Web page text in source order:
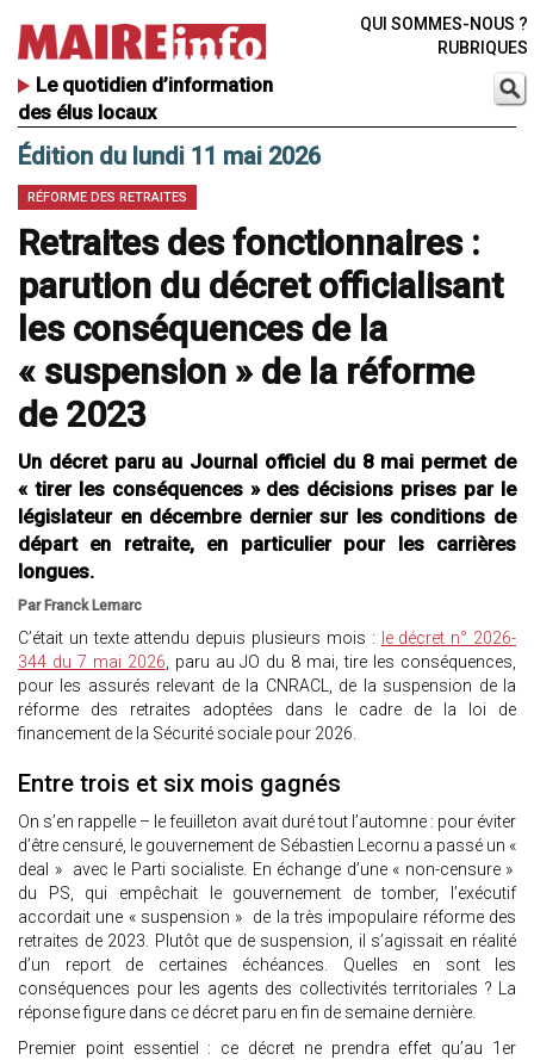
Le quotidien d’information
des élus locaux
QUI SOMMES-NOUS ?
RUBRIQUES
Édition du lundi 11 mai 2026
RÉFORME DES RETRAITES
Retraites des fonctionnaires :
parution du décret officialisant
les conséquences de la
« suspension » de la réforme
de 2023
Un décret paru au Journal officiel du 8 mai permet de
« tirer les conséquences » des décisions prises par le
législateur en décembre dernier sur les conditions de
départ en retraite, en particulier pour les carrières
longues.
Par Franck Lemarc
C’était un texte attendu depuis plusieurs mois :
le décret n° 2026-
344 du 7 mai 2026, paru au JO du 8 mai, tire les conséquences,
pour les assurés relevant de la CNRACL, de la suspension de la
réforme des retraites adoptées dans le cadre de la loi de
financement de la Sécurité sociale pour 2026.
Entre trois et six mois gagnés
On s’en rappelle – le feuilleton avait duré tout l’automne : pour éviter
d’être censuré, le gouvernement de Sébastien Lecornu a passé un «
deal » avec le Parti socialiste. En échange d’une « non-censure »
du PS, qui empêchait le gouvernement de tomber, l’exécutif
accordait une « suspension » de la très impopulaire réforme des
retraites de 2023. Plutôt que de suspension, il s’agissait en réalité
d’un report de certaines échéances. Quelles en sont les
conséquences pour les agents des collectivités territoriales ? La
réponse figure dans ce décret paru en fin de semaine dernière.
Premier point essentiel : ce décret ne prendra effet qu’au 1er